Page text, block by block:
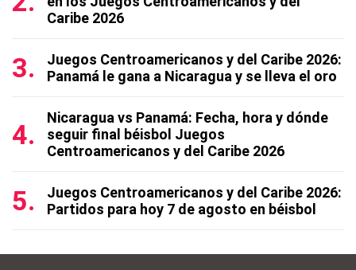
Caribe 2026
Juegos Centroamericanos y del Caribe 2026:
Panamá le gana a Nicaragua y se lleva el oro
Nicaragua vs Panamá: Fecha, hora y dónde
seguir final béisbol Juegos
Centroamericanos y del Caribe 2026
Juegos Centroamericanos y del Caribe 2026:
Partidos para hoy 7 de agosto en béisbol